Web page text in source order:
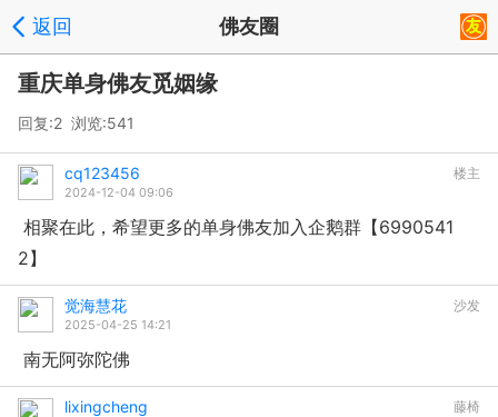
返回 佛友圈
重庆单身佛友觅姻缘
回复:2 浏览:541
楼主
cq123456
2024-12-04 09:06
相聚在此，希望更多的单身佛友加入企鹅群【6990541
2】
沙发
觉海慧花
2025-04-25 14:21
南无阿弥陀佛
藤椅
lixingcheng